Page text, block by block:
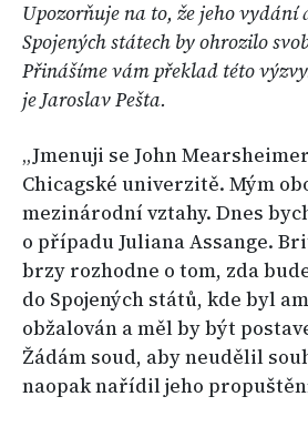
Upozorňuje na to, že jeho vydání
Spojených státech by ohrozilo
Přinášíme vám překlad této
je Jaroslav Pešta.
„Jmenuji se John
Chicagské univerzitě. Mým
mezinárodní vztahy. Dnes
o případu Juliana Assange.
brzy rozhodne o tom, zda
do Spojených států, kde byl
obžalován a měl by být
Žádám soud, aby neudělil
naopak nařídil jeho